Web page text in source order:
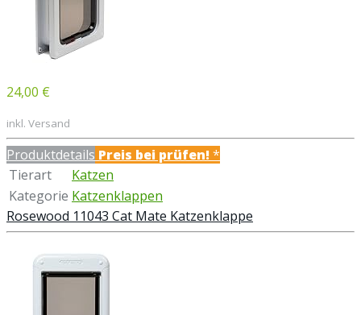
24,00 €
inkl. Versand
Produktdetails Preis bei prüfen!*
Tierart
Katzen
Kategorie Katzenklappen
Rosewood 11043 Cat Mate Katzenklappe